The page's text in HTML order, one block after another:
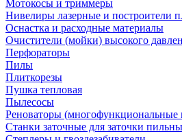
Мотокосы и триммеры
Нивелиры лазерные и построители
Оснастка и расходные материалы
Очистители (мойки) высокого
Перфораторы
Пилы
Плиткорезы
Пушка тепловая
Пылесосы
Реноваторы (многофункциональные
Станки заточные для заточки